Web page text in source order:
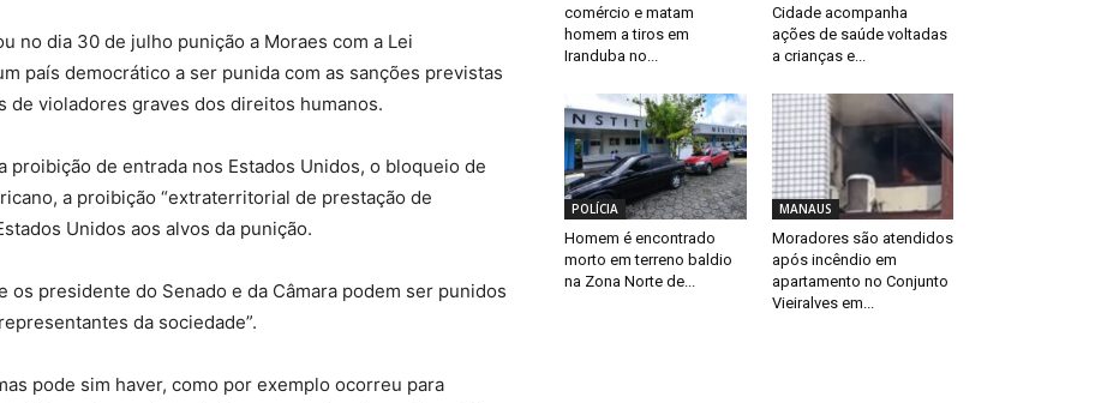
no dia 30 de julho punição a Moraes com a Lei
país democrático a ser punida com as sanções previstas
de violadores graves dos direitos humanos.
proibição de entrada nos Estados Unidos, o bloqueio de
a proibição “extraterritorial de prestação de
Unidos aos alvos da punição.
os presidente do Senado e da Câmara podem ser punidos
da sociedade”.
pode sim haver, como por exemplo ocorreu para
comércio e matam
homem a tiros em
Iranduba no...
Cidade acompanha
ações de saúde voltadas
a crianças e...
POLÍCIA
Homem é encontrado
morto em terreno baldio
na Zona Norte de...
MANAUS
Moradores são atendidos
após incêndio em
apartamento no Conjunto
Vieiralves em...